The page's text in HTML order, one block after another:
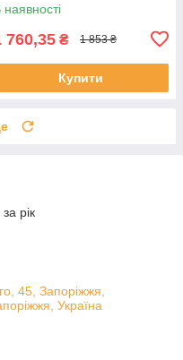
наявності
760,35 ₴ 1 853 ₴
Купити
рік
45, Запоріжжя,
Україна